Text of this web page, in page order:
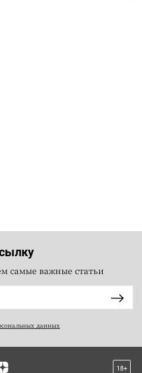
самые важные статьи
данных
18+